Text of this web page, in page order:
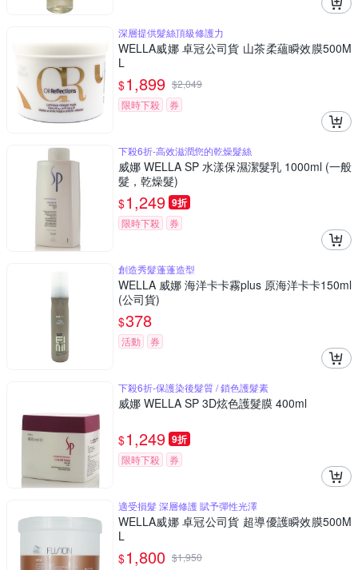
深層提供髮絲頂級修護力
WELLA威娜 卓冠公司貨 山茶柔蘊瞬效膜500M
L
$1,899 $2,049
限時下殺
券
下殺6折-高效滋潤您的乾燥髮絲
威娜 WELLA SP 水漾保濕潔髮乳 1000ml (一般
髮，乾燥髮)
$1,249 9折
限時下殺 券
創造秀髮蓬蓬造型
WELLA 威娜 海洋卡卡霧plus 原海洋卡卡150ml
(公司貨)
$378
活動 券
下殺6折-保護染後髮質 / 鎖色護髮素
威娜 WELLA SP 3D炫色護髮膜 400ml
$1,249 9折
限時下殺 券
適受損髮 深層修護 賦予彈性光澤
WELLA威娜 卓冠公司貨 超導優護瞬效膜500M
L
$1,800 $1,950